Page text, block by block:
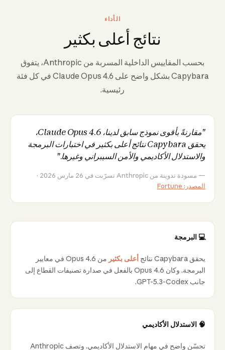
الأداء
نتائج أعلى بكثير
بحسب المقاييس الداخلية المسربة من Anthropic، يتفوق
Capybara بشكل واضح على Claude Opus 4.6 في كل فئة
رئيسية.
"مقارنةً بأقوى نموذج سابق لدينا، Claude Opus 4.6،
يحقق Capybara نتائج أعلى بكثير في اختبارات البرمجة
والاستدلال الأكاديمي والأمن السيبراني وغيرها."
— مسودة تدوينة من Anthropic تسرّبت في 26 مارس 2026 ·
المصدر: Fortune
💻 البرمجة
يحقق Capybara نتائج أعلى بكثير
من Opus 4.6 في معايير
البرمجة. وكان Opus 4.6 بالفعل في صدارة تصنيفات القطاع إلى
جانب GPT-5.3-Codex.
🧠 الاستدلال الأكاديمي
تحسّن واضح في مهام الاستدلال الأكاديمي. وتصف Anthropic